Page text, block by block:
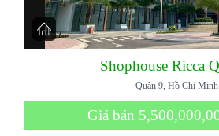
Shophouse Ricca
Quận 9, Hồ Chí Minh
Giá bán